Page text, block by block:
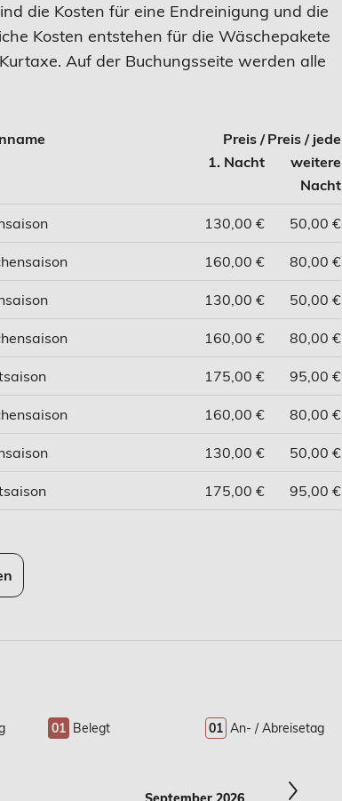
die Kosten für eine Endreinigung und die
Kosten entstehen für die Wäschepakete
Auf der Buchungsseite werden alle
Preis /
1. Nacht
Preis / jede
weitere
Nacht
130,00 € 50,00 €
160,00 € 80,00 €
130,00 € 50,00 €
160,00 € 80,00 €
175,00 € 95,00 €
160,00 € 80,00 €
130,00 € 50,00 €
175,00 € 95,00 €
01 Belegt 01 An- / Abreisetag